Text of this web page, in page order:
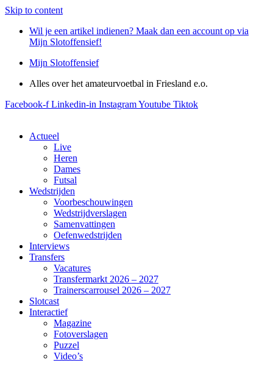
Skip to content
Wil je een artikel indienen? Maak dan een account op via
Mijn Slotoffensief!
Mijn Slotoffensief
Alles over het amateurvoetbal in Friesland e.o.
Facebook-f Linkedin-in InstagramYoutube Tiktok
Actueel
Live
Heren
Dames
Futsal
Wedstrijden
Voorbeschouwingen
Wedstrijdverslagen
Samenvattingen
Oefenwedstrijden
Interviews
Transfers
Vacatures
Transfermarkt 2026 – 2027
Trainerscarrousel 2026 – 2027
Slotcast
Interactief
Magazine
Fotoverslagen
Puzzel
Video’s